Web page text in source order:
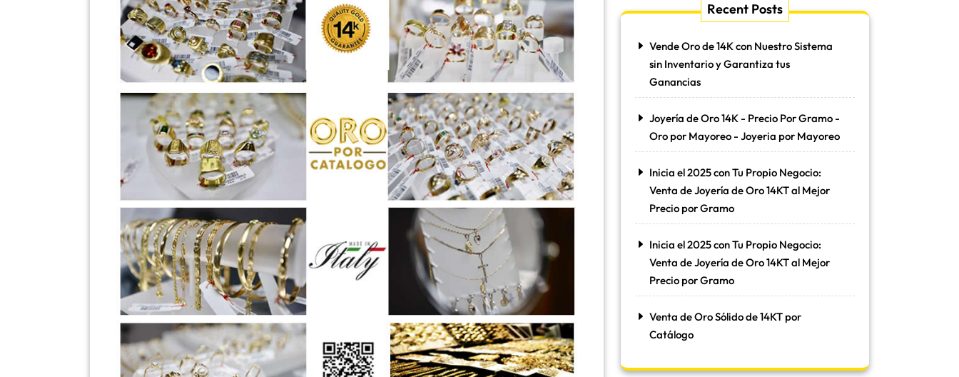
Recent Posts
Vende Oro de 14K con Nuestro Sistema
sin Inventario y Garantiza tus
Ganancias
Joyería de Oro 14K - Precio Por Gramo -
Oro por Mayoreo - Joyeria por Mayoreo
Inicia el 2025 con Tu Propio Negocio:
Venta de Joyería de Oro 14KT al Mejor
Precio por Gramo
Inicia el 2025 con Tu Propio Negocio:
Venta de Joyería de Oro 14KT al Mejor
Precio por Gramo
Venta de Oro Sólido de 14KT por
Catálogo